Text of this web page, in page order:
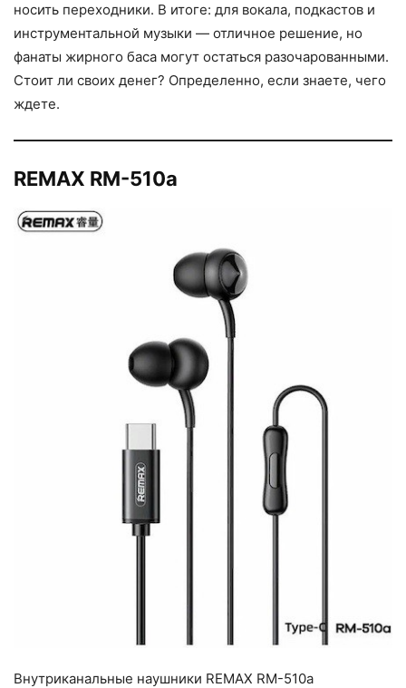
носить переходники. В итоге: для вокала, подкастов и
инструментальной музыки — отличное решение, но
фанаты жирного баса могут остаться разочарованными.
Стоит ли своих денег? Определенно, если знаете, чего
ждете.
REMAX RM-510a
Внутриканальные наушники REMAX RM-510a